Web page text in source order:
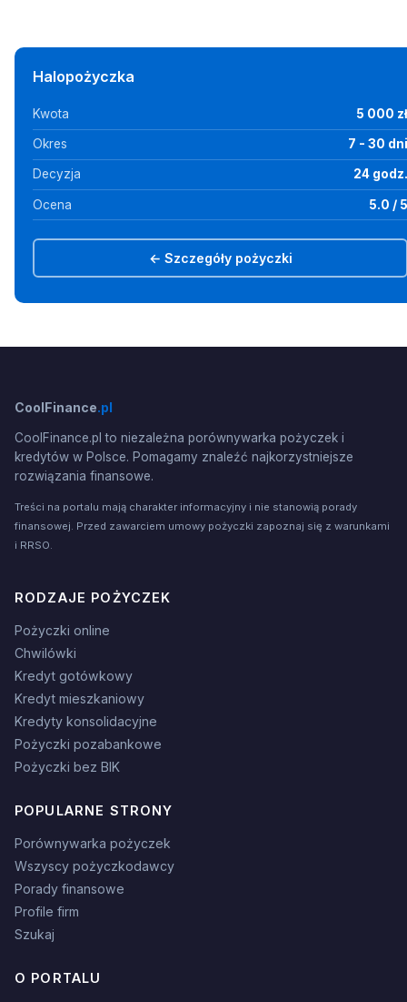
Halopożyczka
Kwota 5 000 zł
Okres 7 - 30 dni
Decyzja 24 godz.
Ocena 5.0 / 5
← Szczegóły pożyczki
CoolFinance.pl
CoolFinance.pl to niezależna porównywarka pożyczek i
kredytów w Polsce. Pomagamy znaleźć najkorzystniejsze
rozwiązania finansowe.
Treści na portalu mają charakter informacyjny i nie stanowią porady
finansowej. Przed zawarciem umowy pożyczki zapoznaj się z warunkami
i RRSO.
RODZAJE POŻYCZEK
Pożyczki online
Chwilówki
Kredyt gotówkowy
Kredyt mieszkaniowy
Kredyty konsolidacyjne
Pożyczki pozabankowe
Pożyczki bez BIK
POPULARNE STRONY
Porównywarka pożyczek
Wszyscy pożyczkodawcy
Porady finansowe
Profile firm
Szukaj
O PORTALU